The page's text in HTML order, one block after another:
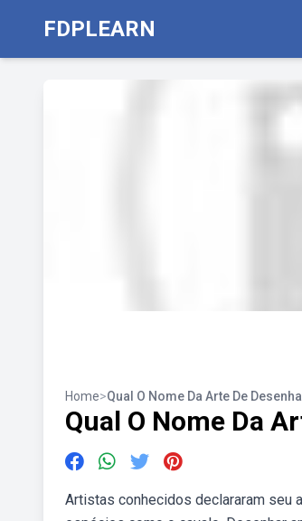
FDPLEARN
Home>Qual O Nome Da Arte De
Qual O Nome Da
Artistas conhecidos declararam seu